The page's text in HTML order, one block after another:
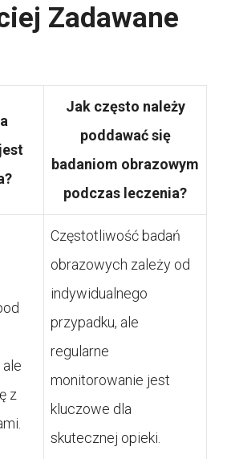
Zadawane
Jak często należy
poddawać się
badaniom obrazowym
podczas leczenia?
z
Częstotliwość badań
obrazowych zależy od
indywidualnego
przypadku, ale
regularne
monitorowanie jest
kluczowe dla
skutecznej opieki.